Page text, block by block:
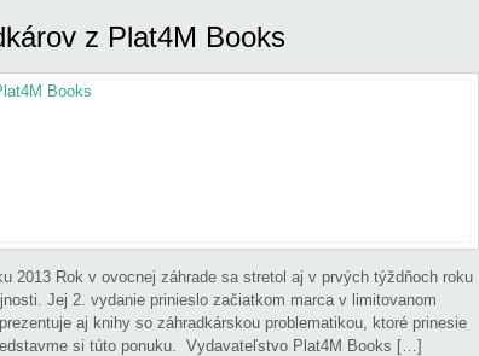
,eBooky, tablety, distribúcia kníh
, Pre ženy Radíme si navzájom
z Plat4M Books
2013 Rok v ovocnej záhrade sa stretol aj v prvých týždňoch roku
Jej 2. vydanie prinieslo začiatkom marca v limitovanom
aj knihy so záhradkárskou problematikou, ktoré prinesie
si túto ponuku. Vydavateľstvo Plat4M Books […]